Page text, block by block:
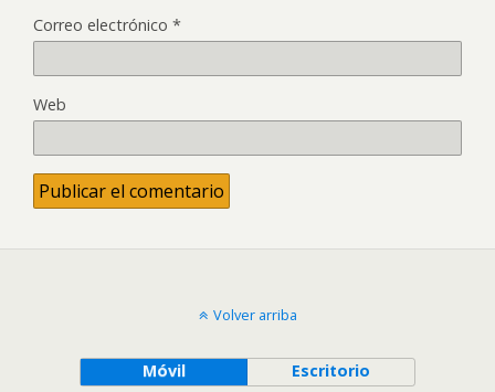
Correo electrónico *
Web
Volver arriba
Móvil Escritorio